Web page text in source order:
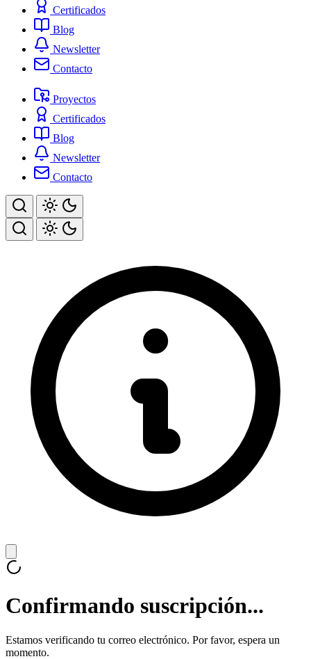
Certificados
Blog
Newsletter
Contacto
Proyectos
Certificados
Blog
Newsletter
Contacto
Confirmando suscripción...
Estamos verificando tu correo electrónico. Por favor, espera un
momento.